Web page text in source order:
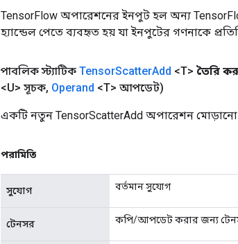
TensorFlow অপারেশনের ইনপুট হল অন্য
হ্যান্ডেল পেতে ব্যবহৃত হয় যা ইনপুটের গণনাকে
পাবলিক স্ট্যাটিক TensorScatterAdd <T> তৈরি
<U> সূচক, Operand <T> আপডেট)
একটি নতুন TensorScatterAdd অপারেশন মোড়ানো
পরামিতি
সুযোগ বর্তমান সুযোগ
টেনসর কপি/আপডেট করার জন্য